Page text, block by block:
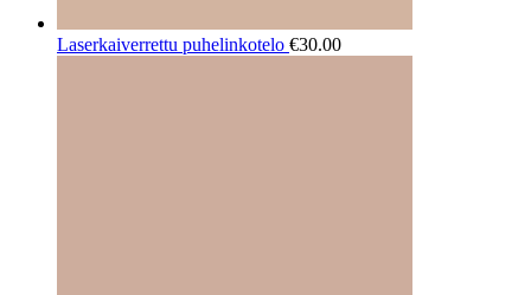
Laserkaiverrettu puhelinkotelo €30.00